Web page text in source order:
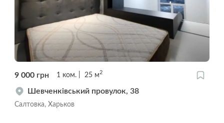
9 000 грн 1 ком. 25 м2
Шевченківський провулок, 38
Салтовка, Харьков